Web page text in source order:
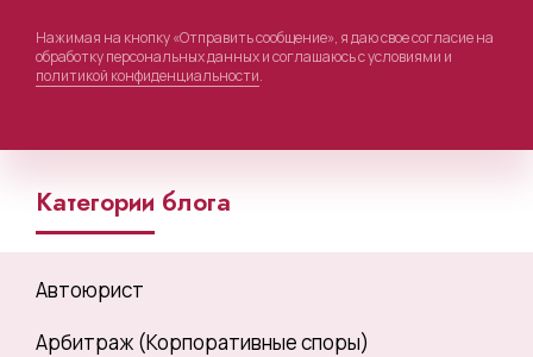
Нажимая на кнопку «Отправить сообщение», я даю свое согласие на
обработку персональных данных и соглашаюсь с условиями и
политикой конфиденциальности.
Категории блога
Автоюрист
Арбитраж (Корпоративные споры)